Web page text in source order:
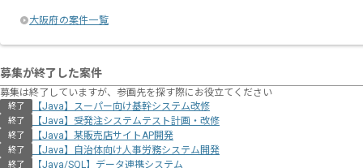
大阪府の案件一覧
募集が終了した案件
募集は終了していますが、参画先を探す際にお役立てください
終了 【Java】スーパー向け基幹システム改修
終了 【Java】受発注システムテスト計画・改修
終了 【Java】某販売店サイトAP開発
終了 【Java】自治体向け人事労務システム開発
終了 【Java/SQL】データ連携システム